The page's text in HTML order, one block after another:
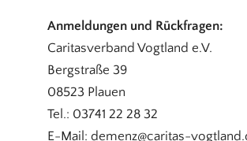
Anmeldungen und Rückfragen:
Caritasverband Vogtland e.V.
Bergstraße 39
08523 Plauen
Tel.: 03741 22 28 32
E-Mail: demenz@caritas-